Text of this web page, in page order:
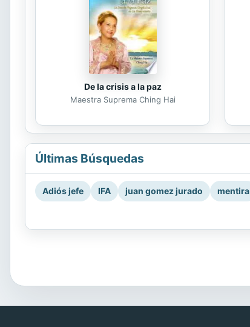
De la crisis a la paz
Maestra Suprema Ching Hai
Últimas Búsquedas
Adiós jefe IFA juan gomez jurado mentira